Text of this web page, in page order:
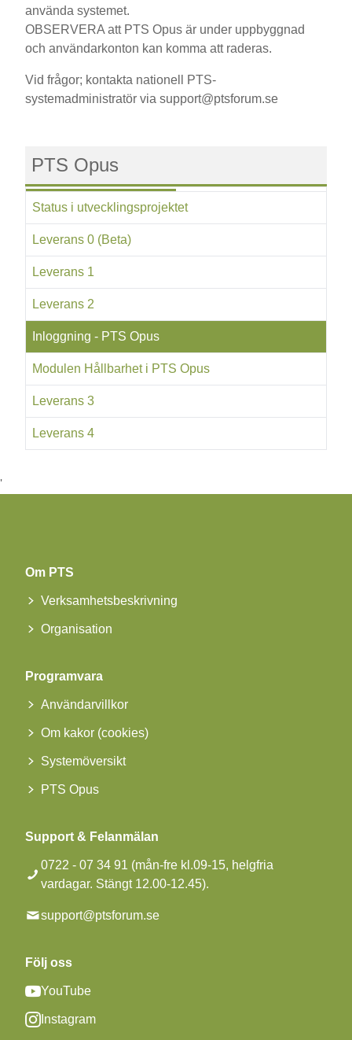
använda systemet.
OBSERVERA att PTS Opus är under uppbyggnad
och användarkonton kan komma att raderas.
Vid frågor; kontakta nationell PTS-
systemadministratör via support@ptsforum.se
PTS Opus
Status i utvecklingsprojektet
Leverans 0 (Beta)
Leverans 1
Leverans 2
Inloggning - PTS Opus
Modulen Hållbarhet i PTS Opus
Leverans 3
Leverans 4
'
Om PTS
Verksamhetsbeskrivning
Organisation
Programvara
Användarvillkor
Om kakor (cookies)
Systemöversikt
PTS Opus
Support & Felanmälan
0722 - 07 34 91 (mån-fre kl.09-15, helgfria
vardagar. Stängt 12.00-12.45).
support@ptsforum.se
Följ oss
YouTube
Instagram